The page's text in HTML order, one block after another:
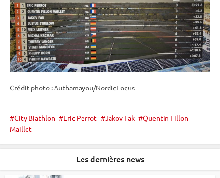
Crédit photo : Authamayou/NordicFocus
City Biathlon Eric Perrot Jakov Fak
Quentin Fillon
Maillet
Les dernières news